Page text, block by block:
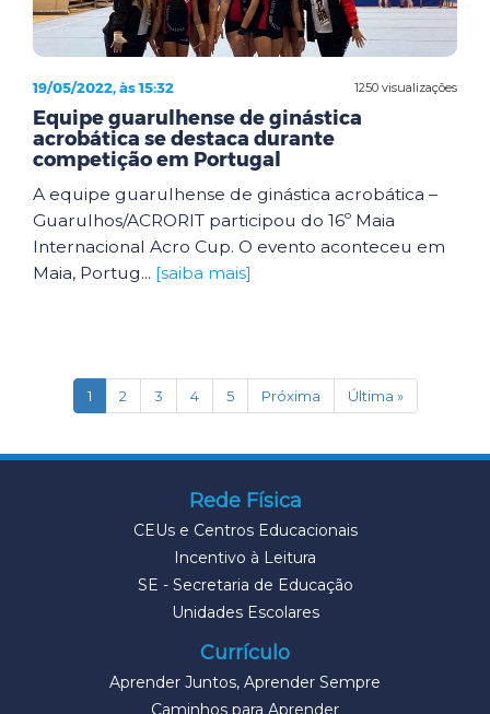
1250 visualizações
19/05/2022, às 15:32
Equipe guarulhense de ginástica
acrobática se destaca durante
competição em Portugal
A equipe guarulhense de ginástica acrobática –
Guarulhos/ACRORIT participou do 16º Maia
Internacional Acro Cup. O evento aconteceu em
Maia, Portug... [saiba mais]
1(current)
2 3 4 5 Próxima Última »
Rede Física
CEUs e Centros Educacionais
Incentivo à Leitura
SE - Secretaria de Educação
Unidades Escolares
Currículo
Aprender Juntos, Aprender Sempre